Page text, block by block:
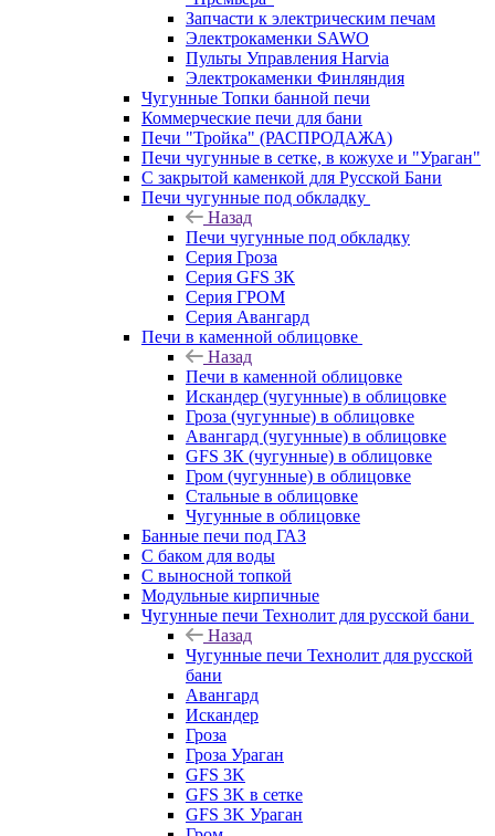
Запчасти к электрическим печам
Электрокаменки SAWO
Пульты Управления Harvia
Электрокаменки Финляндия
Чугунные Топки банной печи
Коммерческие печи для бани
Печи "Тройка" (РАСПРОДАЖА)
Печи чугунные в сетке, в кожухе и "Ураган"
С закрытой каменкой для Русской Бани
Печи чугунные под обкладку
Назад
Печи чугунные под обкладку
Серия Гроза
Серия GFS ЗК
Серия ГРОМ
Серия Авангард
Печи в каменной облицовке
Назад
Печи в каменной облицовке
Искандер (чугунные) в облицовке
Гроза (чугунные) в облицовке
Авангард (чугунные) в облицовке
GFS ЗК (чугунные) в облицовке
Гром (чугунные) в облицовке
Стальные в облицовке
Чугунные в облицовке
Банные печи под ГАЗ
С баком для воды
С выносной топкой
Модульные кирпичные
Чугунные печи Технолит для русской бани
Назад
Чугунные печи Технолит для русской
бани
Авангард
Искандер
Гроза
Гроза Ураган
GFS 3K
GFS 3K в сетке
GFS 3K Ураган